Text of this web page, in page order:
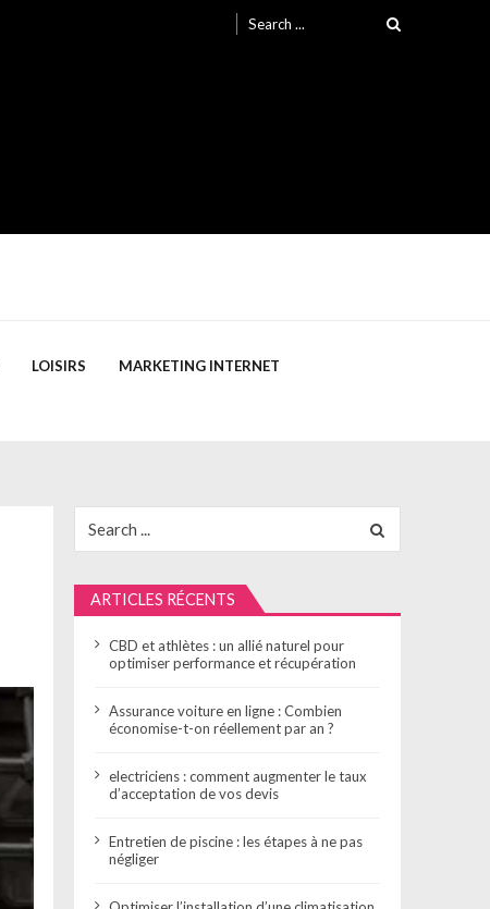
for:
LOISIRS MARKETING INTERNET
for:
ARTICLES RÉCENTS
CBD et athlètes : un allié naturel pour
optimiser performance et récupération
Assurance voiture en ligne : Combien
économise-t-on réellement par an ?
electriciens : comment augmenter le taux
d’acceptation de vos devis
Entretien de piscine : les étapes à ne pas
négliger